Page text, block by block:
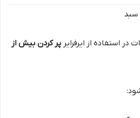
در استفاده از ایرفرایر پر کردن بیش از